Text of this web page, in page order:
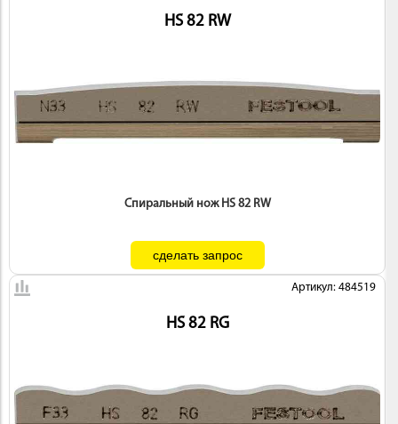
HS 82 RW
Спиральный нож HS 82 RW
Артикул: 484519
HS 82 RG